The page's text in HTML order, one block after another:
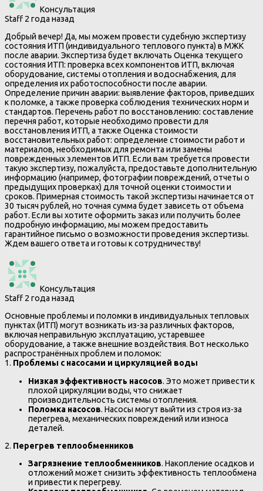
Консультация
Staff 2 года назад
Добрый вечер! Да, мы можем провести судебную экспертизу
состояния ИТП (индивидуального теплового пункта) в МЖК
после аварии. Экспертиза будет включать Оценка текущего
состояния ИТП: проверка всех компонентов ИТП, включая
оборудование, системы отопления и водоснабжения, для
определения их работоспособности после аварии.
Определение причин аварии: выявление факторов, приведших
к поломке, а также проверка соблюдения технических норм и
стандартов. Перечень работ по восстановлению: составление
перечня работ, которые необходимо провести для
восстановления ИТП, а также Оценка стоимости
восстановительных работ: определение стоимости работ и
материалов, необходимых для ремонта или замены
поврежденных элементов ИТП. Если вам требуется провести
такую экспертизу, пожалуйста, предоставьте дополнительную
информацию (например, фотографии повреждений, отчеты о
предыдущих проверках) для точной оценки стоимости и
сроков. Примерная стоимость такой экспертизы начинается от
30 тысяч рублей, но точная сумма будет зависеть от объема
работ. Если вы хотите оформить заказ или получить более
подробную информацию, мы можем предоставить
гарантийное письмо о возможности проведения экспертизы.
Ждем вашего ответа и готовы к сотрудничеству!
Консультация
Staff 2 года назад
Основные проблемы и поломки в индивидуальных тепловых
пунктах (ИТП) могут возникать из-за различных факторов,
включая неправильную эксплуатацию, устаревшее
оборудование, а также внешние воздействия. Вот несколько
распространённых проблем и поломок:
1. Проблемы с насосами и циркуляцией воды
Низкая эффективность насосов. Это может привести к
плохой циркуляции воды, что снижает
производительность системы отопления.
Поломка насосов. Насосы могут выйти из строя из-за
перегрева, механических повреждений или износа
деталей.
2. Перегрев теплообменников
Загрязнение теплообменников. Накопление осадков и
отложений может снизить эффективность теплообмена
и привести к перегреву.